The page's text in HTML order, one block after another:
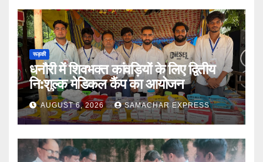
रूड़की
धनौरी में शिवभक्त कांवड़ियों के लिए द्वितीय
नि:शुल्क मेडिकल कैंप का आयोजन
AUGUST 6, 2026 SAMACHAR EXPRESS